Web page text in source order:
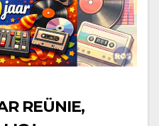
REÜNIE,